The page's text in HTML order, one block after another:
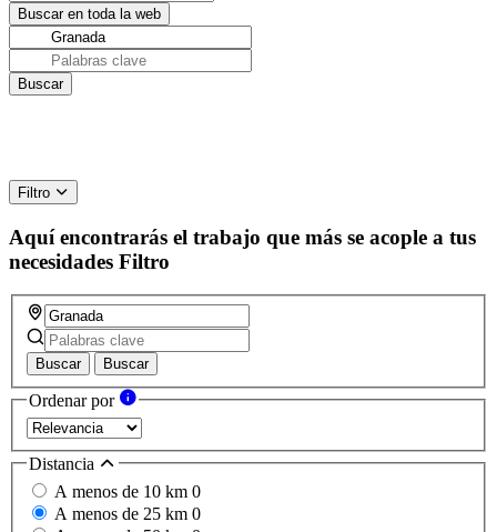
Filtro
Aquí encontrarás el trabajo que más se acople a tus
necesidades Filtro
Buscar Buscar
Ordenar por
Distancia
A menos de 10 km 0
A menos de 25 km 0